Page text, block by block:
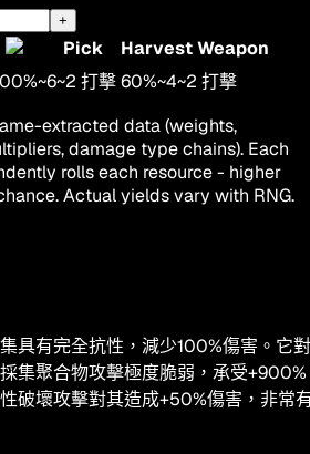
+
Pick
Harvest Weapon
%~6~2 打擊60%~4~2 打擊
extracted data (weights,
damage type chains). Each
rolls each resource - higher
Actual yields vary with RNG.
具有完全抗性，減少100%傷害。它對
集聚合物攻擊極度脆弱，承受+900%
破壞攻擊對其造成+50%傷害，非常